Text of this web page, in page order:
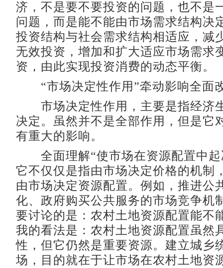
济，不是要不要投资的问题，也不是
问题，而是能不能由市场需求结构决
投资结构与社会需求结构相适应，减
无效投资，增加和扩大适应市场需求
资，由此实现投资消费的动态平衡。
“市场决定性作用”牵动影响全面
市场决定性作用，主要是指经济
决定。虽然并不是全部作用，但是它
有重大的影响。
全面理解“使市场在资源配置中起
它不仅仅是指由市场决定价格的机制
由市场决定资源配置。例如，推进公
化、政府购买公共服务的市场竞争机
要讨论的是：农村土地资源配置能不
我的看法是：农村土地资源配置虽然
性，但它仍然是重要资源。建立城乡
场，目的就在于让市场在农村土地资